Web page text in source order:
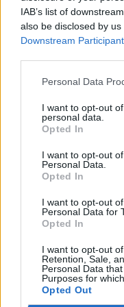
IAB’s list of
also be disclosed by
Downstream
Personal Data
I want to opt-out
personal data.
Opted In
I want to opt-out
Personal Data.
Opted In
I want to opt-out
Personal Data for
Opted In
I want to opt-out
Retention, Sale,
Personal Data
Purposes for
Opted Out
se zapojí do akcí
Aktualizováno
25.3.2026 | PRAHA (
symbolickým zhasnutím
uskuteční už podvacáté.
nabízí řadu možností,
jednotlivci zapojit a
pro planetu a pro své
Organizace dTest
domácnosti o
20.3.2026 | PRAHA (